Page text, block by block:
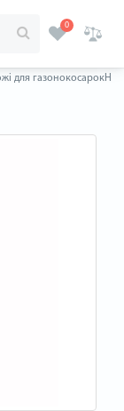
0
для газонокосарок